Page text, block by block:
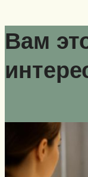
Вам